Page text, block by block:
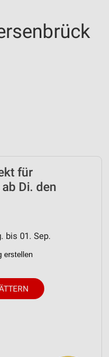
für
Di. den
bis 01. Sep.
erstellen